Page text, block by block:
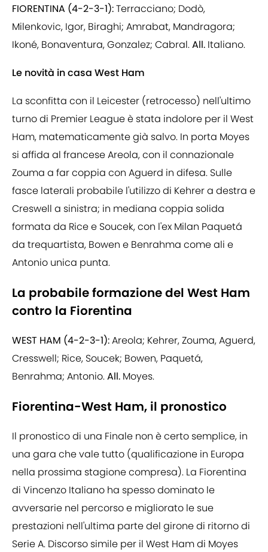
FIORENTINA (4-2-3-1):Terracciano; Dodò,
Milenkovic, Igor, Biraghi; Amrabat, Mandragora;
Ikoné, Bonaventura, Gonzalez; Cabral.All. Italiano.
Le novità in casa West Ham
La sconfitta con il Leicester (retrocesso) nell'ultimo
turno di Premier League è stata indolore per il West
Ham, matematicamente già salvo. In porta Moyes
si affida al francese Areola, con il connazionale
Zouma a far coppia con Aguerd in difesa. Sulle
fasce laterali probabile l'utilizzo di Kehrer a destra e
Creswell a sinistra; in mediana coppia solida
formata da Rice e Soucek, con l'ex Milan Paquetá
da trequartista, Bowen e Benrahma come ali e
Antonio unica punta.
La probabile formazione del West Ham
contro la Fiorentina
WEST HAM (4-2-3-1):Areola; Kehrer, Zouma, Aguerd,
Cresswell; Rice, Soucek; Bowen, Paquetá,
Benrahma; Antonio.All. Moyes.
Fiorentina-West Ham, il pronostico
Il pronostico di una Finale non è certo semplice, in
una gara che vale tutto (qualificazione in Europa
nella prossima stagione compresa). La Fiorentina
di Vincenzo Italiano ha spesso dominato le
avversarie nel percorso e migliorato le sue
prestazioni nell'ultima parte del girone di ritorno di
Serie A. Discorso simile per il West Ham di Moyes